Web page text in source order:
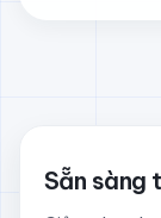
Sẵn sàng